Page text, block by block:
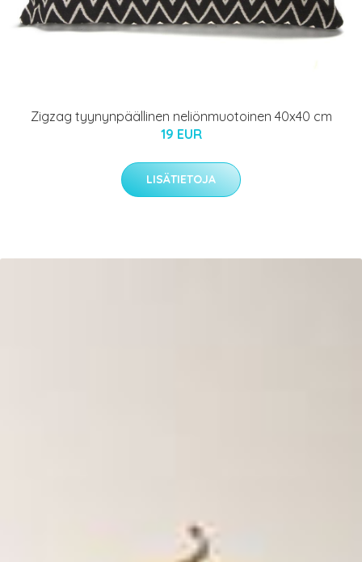
Zigzag tyynynpäällinen neliönmuotoinen 40x40 cm
19 EUR
LISÄTIETOJA